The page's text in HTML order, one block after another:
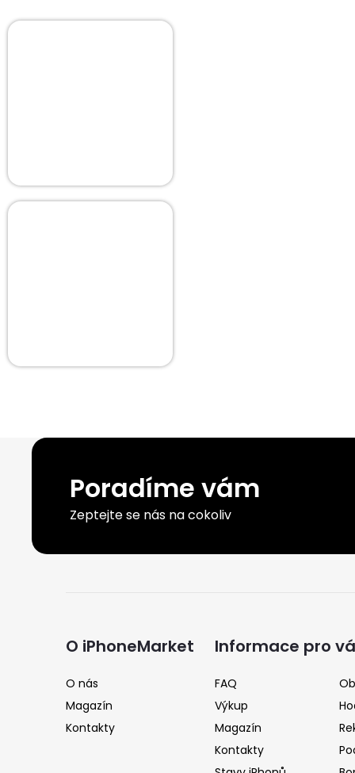
Poradíme vám
Zeptejte se nás na cokoliv
O iPhoneMarket
O nás
Magazín
Kontakty
Informace pro
FAQ
Výkup
Magazín
Kontakty